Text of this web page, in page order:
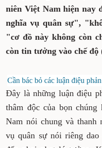
niên Việt Nam hiện nay
nghĩa vụ quân sự",
"cơ đồ này không còn
còn tin tưởng vào chế độ
Cần bác bỏ các luận điệu
Đây là những luận điệu
thâm độc của bọn
Nam nói chung và thanh
vụ quân sự nói riêng